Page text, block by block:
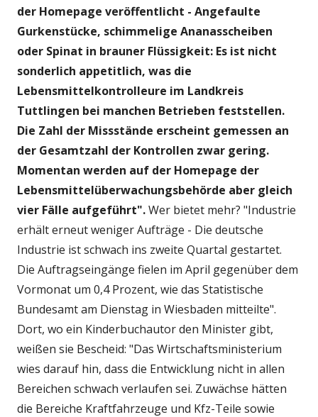
der Homepage veröffentlicht - Angefaulte
Gurkenstücke, schimmelige Ananasscheiben
oder Spinat in brauner Flüssigkeit: Es ist nicht
sonderlich appetitlich, was die
Lebensmittelkontrolleure im Landkreis
Tuttlingen bei manchen Betrieben feststellen.
Die Zahl der Missstände erscheint gemessen an
der Gesamtzahl der Kontrollen zwar gering.
Momentan werden auf der Homepage der
Lebensmittelüberwachungsbehörde aber gleich
vier Fälle aufgeführt".Wer bietet mehr? "Industrie
erhält erneut weniger Aufträge - Die deutsche
Industrie ist schwach ins zweite Quartal gestartet.
Die Auftragseingänge fielen im April gegenüber dem
Vormonat um 0,4 Prozent, wie das Statistische
Bundesamt am Dienstag in Wiesbaden mitteilte".
Dort, wo ein Kinderbuchautor den Minister gibt,
weißen sie Bescheid: "Das Wirtschaftsministerium
wies darauf hin, dass die Entwicklung nicht in allen
Bereichen schwach verlaufen sei. Zuwächse hätten
die Bereiche Kraftfahrzeuge und Kfz-Teile sowie